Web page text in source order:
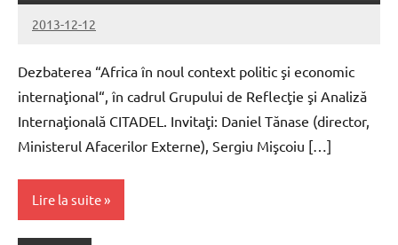
2013-12-12
cestaf
Dezbaterea “Africa în noul context politic şi economic
internaţional“, în cadrul Grupului de Reflecţie şi Analiză
Internaţională CITADEL. Invitaţi: Daniel Tănase (director,
Ministerul Afacerilor Externe), Sergiu Mişcoiu […]
Lire la suite